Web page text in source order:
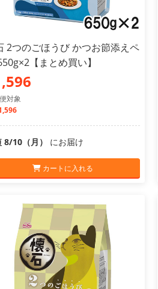
2つのごほうび かつお節添えペ
【まとめ買い】
対象
8/10（月） にお届け
カートに入れる